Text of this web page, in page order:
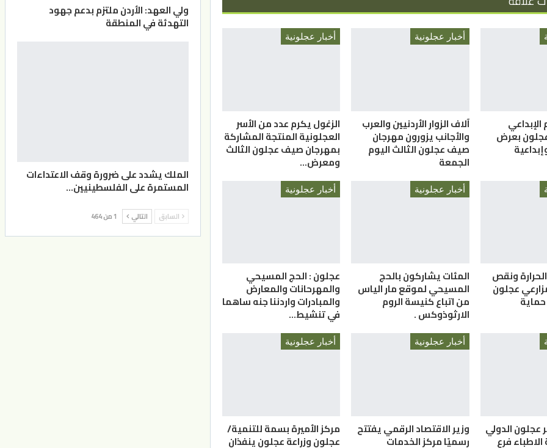
الإبداعي
بعرض
أخبار عجلونية
آلاف الزوار الأردنيين والعرب
والأجانب يزورون مهرجان
صيف عجلون الثالث اليوم
الجمعة
أخبار عجلونية
الزغول يكرم عدد من الأسر
العجلونية المنتجة المشاركة
بمهرجان صيف عجلون الثالث
ومعرض…
الحرارة ونقص
عجلون
أخبار عجلونية
المئات يشاركون بالحج
المسيحي لموقع مار الياس
من اتباع كنيسة الروم
الارثوذوكس .
أخبار عجلونية
عجلون : الحج المسيحي
والمهرحانات والمعارض
والمبادرات واردننا جنه ساهما
في تنشيط…
عجلون الدولي
الاطباء فرع
أخبار عجلونية
وزير الاقتصاد الرقمي يفتتح
رسميًا مركز الخدمات
أخبار عجلونية
مركز الأميرة بسمة للتنمية/
عجلون وزراعة عجلون ينفذان
ولي العهد: الأردن ملتزم بدعم جهود
التهدئة في المنطقة
الملك يشدد على ضرورة وقف الاعتداءات
المستمرة على الفلسطينيين…
السابق التالي 1 من 464